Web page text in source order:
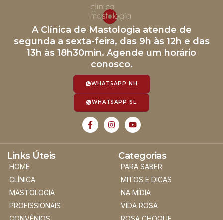
A Clínica de Mastologia atende de
segunda a sexta-feira, das 9h às 12h e das
13h às 18h30min. Agende um horário
conosco.
WHATSAPP NH
WHATSAPP SL
Links Úteis
HOME
CLÍNICA
MASTOLOGIA
PROFISSIONAIS
Categorias
PARA SABER
MITOS E DICAS
NA MÍDIA
VIDA ROSA